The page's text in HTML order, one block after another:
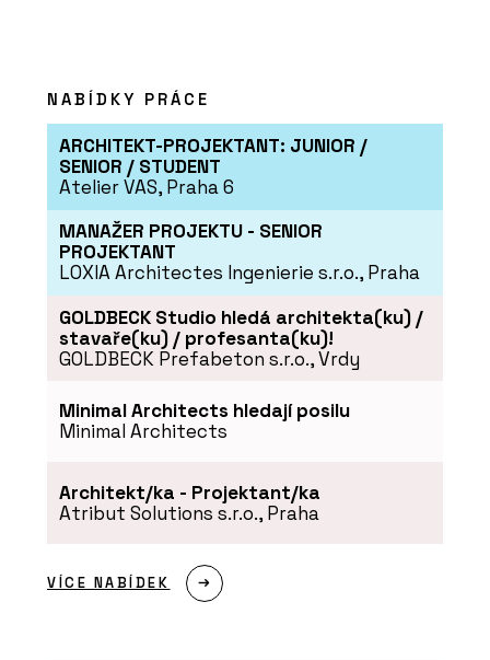
NABÍDKY PRÁCE
ARCHITEKT-PROJEKTANT: JUNIOR /
SENIOR / STUDENT
Atelier VAS, Praha 6
MANAŽER PROJEKTU - SENIOR
PROJEKTANT
LOXIA Architectes Ingenierie s.r.o., Praha
GOLDBECK Studio hledá architekta(ku) /
stavaře(ku) / profesanta(ku)!
GOLDBECK Prefabeton s.r.o., Vrdy
Minimal Architects hledají posilu
Minimal Architects
Architekt/ka - Projektant/ka
Atribut Solutions s.r.o., Praha
VÍCE NABÍDEK